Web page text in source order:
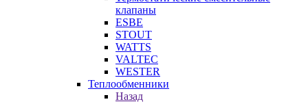
клапаны
ESBE
STOUT
WATTS
VALTEC
WESTER
Теплообменники
Назад